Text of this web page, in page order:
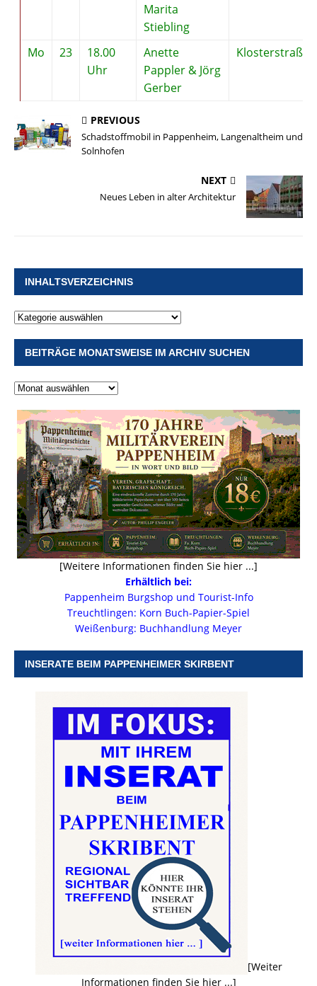
Marita
Stiebling
Mo 23
18.00
Uhr
Anette
Pappler & Jörg
Gerber
Klosterstraße
PREVIOUS
Schadstoffmobil in Pappenheim, Langenaltheim und
Solnhofen
NEXT
Neues Leben in alter Architektur
INHALTSVERZEICHNIS
BEITRÄGE MONATSWEISE IM ARCHIV SUCHEN
[Weitere Informationen finden Sie hier ...]
Erhältlich bei:
Pappenheim Burgshop und Tourist-Info
Treuchtlingen: Korn Buch-Papier-Spiel
Weißenburg: Buchhandlung Meyer
INSERATE BEIM PAPPENHEIMER SKIRBENT
[Weiter
Informationen finden Sie hier ...]